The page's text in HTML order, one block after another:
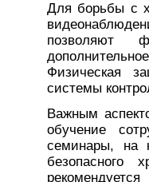
Для борьбы с
позволяют
Физическая
системы
Важным
обучение
семинары, на
безопасного